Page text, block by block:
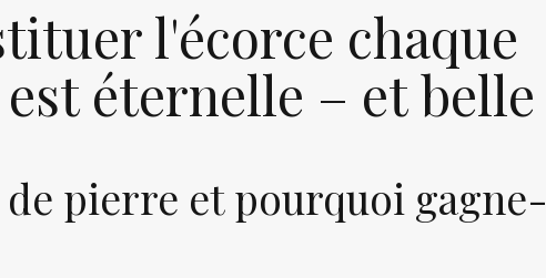
l'écorce chaque
éternelle – et belle
de pierre et pourquoi gagne-